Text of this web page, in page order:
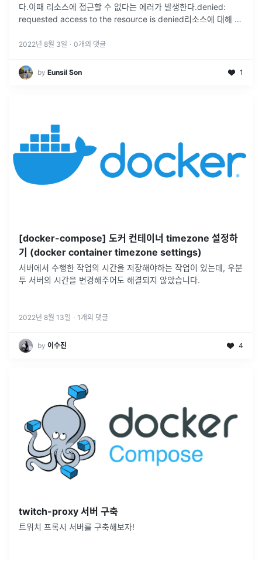
다.이때 리소스에 접근할 수 없다는 에러가 발생한다.denied:
requested access to the resource is denied리소스에 대해 요
2022년 8월 3일 · 0개의 댓글
by Eunsil Son 1
[docker-compose] 도커 컨테이너 timezone 설정하
기 (docker container timezone settings)
서버에서 수행한 작업의 시간을 저장해야하는 작업이 있는데, 우분
투 서버의 시간을 변경해주어도 해결되지 않았습니다.
2022년 8월 13일 · 1 개의 댓글
by 이수진 4
twitch-proxy 서버 구축
트위치 프록시 서버를 구축해보자!